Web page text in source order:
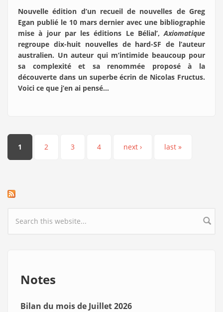
Nouvelle édition d’un recueil de nouvelles de Greg
Egan publié le 10 mars dernier avec une bibliographie
mise à jour par les éditions Le Bélial’,Axiomatique
regroupe dix-huit nouvelles de hard-SF de l’auteur
australien. Un auteur qui m’intimide beaucoup pour
sa complexité et sa renommée proposé à la
découverte dans un superbe écrin de Nicolas Fructus.
Voici ce que j’en ai pensé…
Pages
1 2 3 4 next › last »
Search form
Notes
Bilan du mois de Juillet 2026